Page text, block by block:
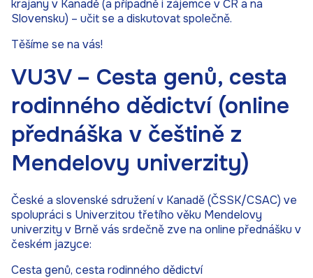
krajany v Kanadě (a případně i zájemce v ČR a na
Slovensku) – učit se a diskutovat společně.
Těšíme se na vás!
VU3V – Cesta genů, cesta
rodinného dědictví (online
přednáška v češtině z
Mendelovy univerzity)
České a slovenské sdružení v Kanadě (ČSSK/CSAC) ve
spolupráci s Univerzitou třetího věku Mendelovy
univerzity v Brně vás srdečně zve na online přednášku v
českém jazyce:
Cesta genů, cesta rodinného dědictví